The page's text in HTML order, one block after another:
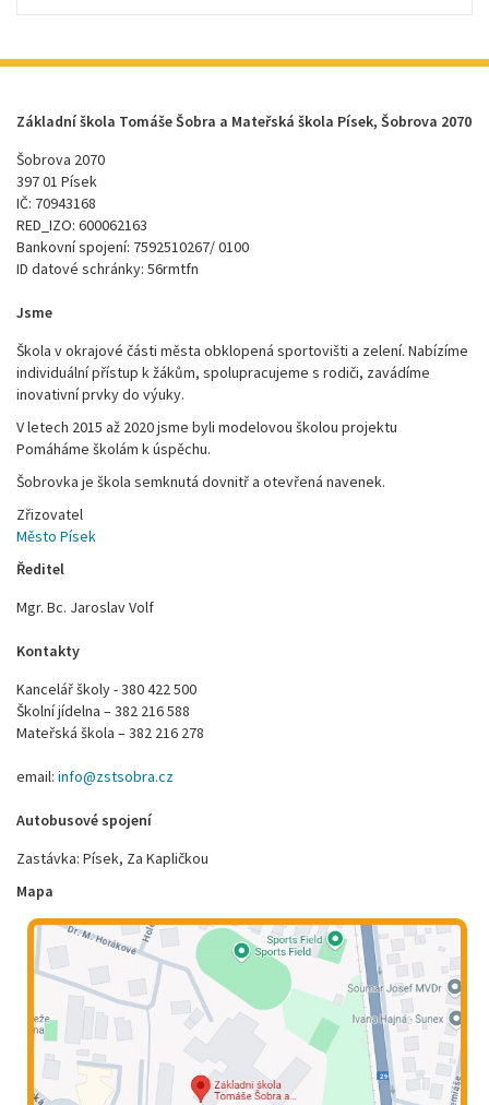
Základní škola Tomáše Šobra a Mateřská škola Písek, Šobrova 2070
Šobrova 2070
397 01 Písek
IČ: 70943168
RED_IZO: 600062163
Bankovní spojení: 7592510267/ 0100
ID datové schránky: 56rmtfn
Jsme
Škola v okrajové části města obklopená sportovišti a zelení. Nabízíme
individuální přístup k žákům, spolupracujeme s rodiči, zavádíme
inovativní prvky do výuky.
V letech 2015 až 2020 jsme byli modelovou školou projektu
Pomáháme školám k úspěchu.
Šobrovka je škola semknutá dovnitř a otevřená navenek.
Zřizovatel
Město Písek
Ředitel
Mgr. Bc. Jaroslav Volf
Kontakty
Kancelář školy - 380 422 500
Školní jídelna – 382 216 588
Mateřská škola – 382 216 278
email: info@zstsobra.cz
Autobusové spojení
Zastávka: Písek, Za Kapličkou
Mapa